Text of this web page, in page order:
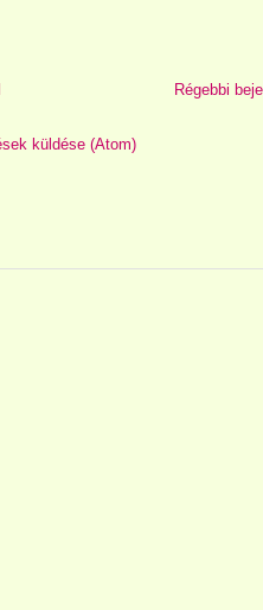
Régebbi
küldése (Atom)